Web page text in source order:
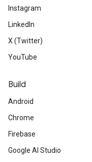
Instagram
LinkedIn
X (Twitter)
YouTube
Build
Android
Chrome
Firebase
Google AI Studio